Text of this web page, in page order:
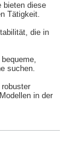
bieten diese
Tätigkeit.
die in
suchen.
in der